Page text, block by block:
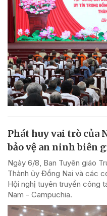
Phát huy vai trò của
bảo vệ an ninh biên
Ngày 6/8, Ban Tuyên giáo
Thành ủy Đồng Nai và các
Hội nghị tuyên truyền công
Nam - Campuchia.